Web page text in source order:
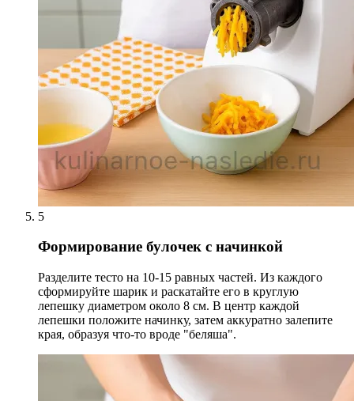
5
Формирование булочек с начинкой
Разделите тесто на 10-15 равных частей. Из каждого
сформируйте шарик и раскатайте его в круглую
лепешку диаметром около 8 см. В центр каждой
лепешки положите начинку, затем аккуратно залепите
края, образуя что-то вроде "беляша".